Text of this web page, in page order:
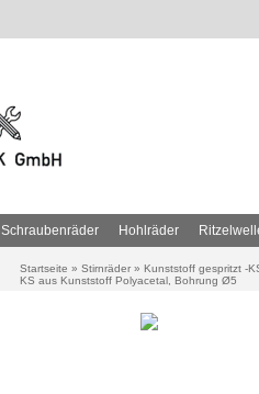
Schraubenräder Hohlräder
Startseite » Stirnräder » Kunststoff gespritzt -
KS aus Kunststoff Polyacetal, Bohrung Ø5